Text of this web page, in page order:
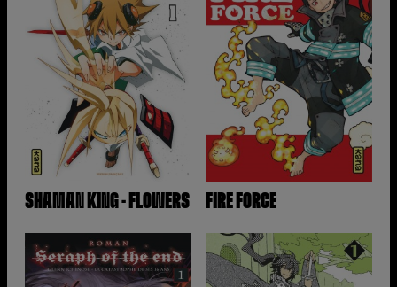
SHAMAN KING - FLOWERS FIRE FORCE